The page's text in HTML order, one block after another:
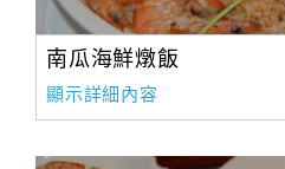
南瓜海鮮燉飯
顯示詳細內容